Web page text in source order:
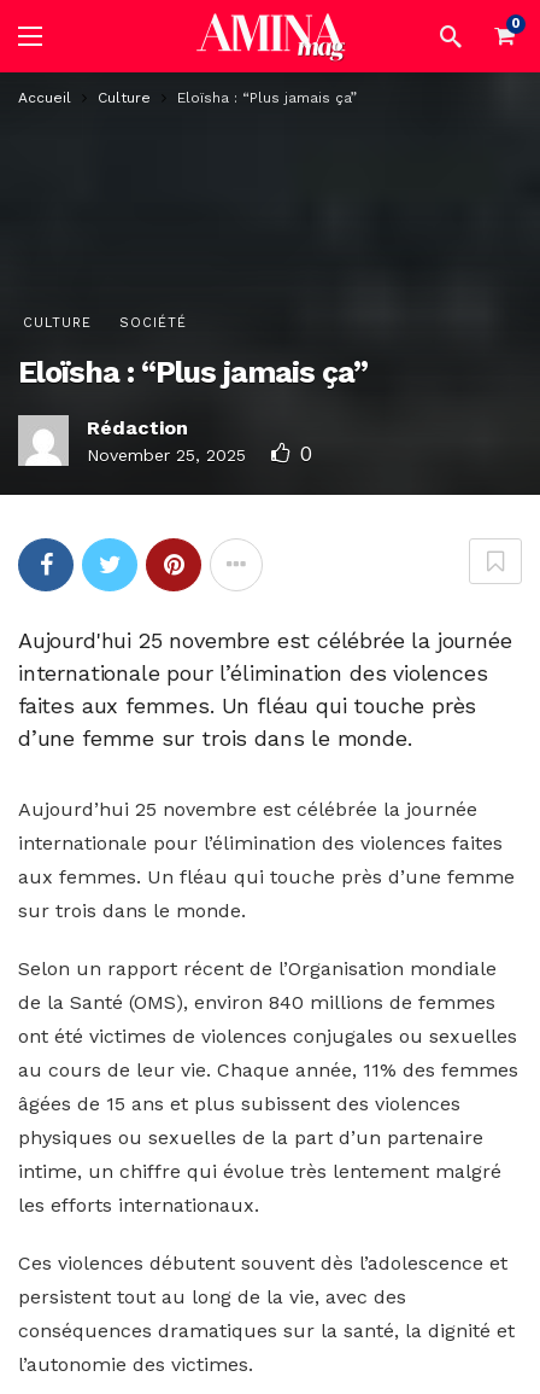
0
Accueil Culture Eloïsha : “Plus jamais ça”
CULTURE SOCIÉTÉ
Eloïsha : “Plus jamais ça”
Rédaction
November 25, 2025 0
Aujourd'hui 25 novembre est célébrée la journée
internationale pour l’élimination des violences
faites aux femmes. Un fléau qui touche près
d’une femme sur trois dans le monde.
Aujourd’hui 25 novembre est célébrée la journée
internationale pour l’élimination des violences faites
aux femmes. Un fléau qui touche près d’une femme
sur trois dans le monde.
Selon un rapport récent de l’Organisation mondiale
de la Santé (OMS), environ 840 millions de femmes
ont été victimes de violences conjugales ou sexuelles
au cours de leur vie. Chaque année, 11% des femmes
âgées de 15 ans et plus subissent des violences
physiques ou sexuelles de la part d’un partenaire
intime, un chiffre qui évolue très lentement malgré
les efforts internationaux.
Ces violences débutent souvent dès l’adolescence et
persistent tout au long de la vie, avec des
conséquences dramatiques sur la santé, la dignité et
l’autonomie des victimes.